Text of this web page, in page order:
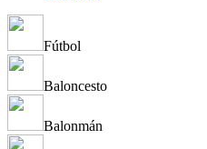
Fútbol
Baloncesto
Balonmán